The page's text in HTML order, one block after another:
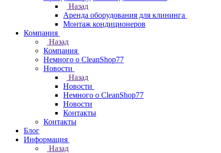
Назад
Аренда оборудования для клининга
Монтаж кондиционеров
Компания
Назад
Компания
Немного о CleanShop77
Новости
Назад
Новости
Немного о CleanShop77
Новости
Контакты
Контакты
Блог
Информация
Назад